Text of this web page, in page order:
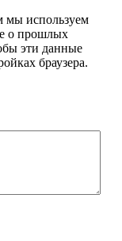
мы используем
о прошлых
эти данные
браузера.